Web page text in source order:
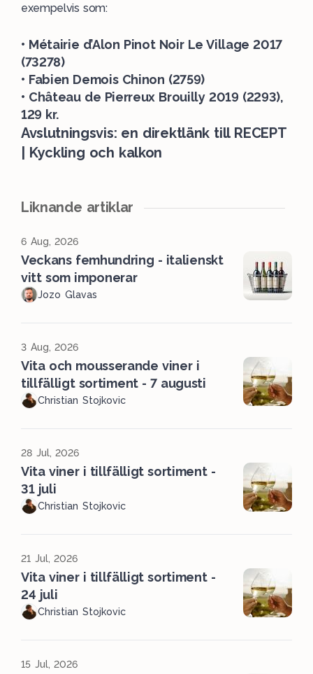
exempelvis som:
• Métairie d’Alon Pinot Noir Le Village 2017
(73278)
• Fabien Demois Chinon (2759)
• Château de Pierreux Brouilly 2019 (2293),
129 kr.
Avslutningsvis: en direktlänk till RECEPT
| Kyckling och kalkon
Liknande artiklar
6 Aug, 2026
Veckans femhundring - italienskt
vitt som imponerar
Jozo Glavas
3 Aug, 2026
Vita och mousserande viner i
tillfälligt sortiment - 7 augusti
Christian Stojkovic
28 Jul, 2026
Vita viner i tillfälligt sortiment -
31 juli
Christian Stojkovic
21 Jul, 2026
Vita viner i tillfälligt sortiment -
24 juli
Christian Stojkovic
15 Jul, 2026